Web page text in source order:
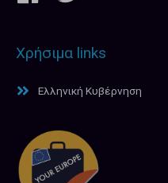
Χρήσιμα links
Ελληνική Κυβέρνηση